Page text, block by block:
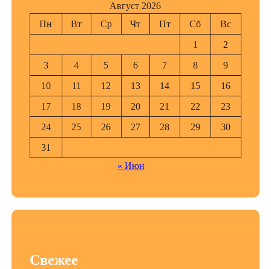
Август 2026
Пн
Вт Ср Чт Пт Сб
Вс
1
2
3
4 5 6 7 8
9
10
11 12 13 14 15
16
17
18 19 20 21 22
23
24
25 26 27 28 29
30
31
« Июн
Свежее